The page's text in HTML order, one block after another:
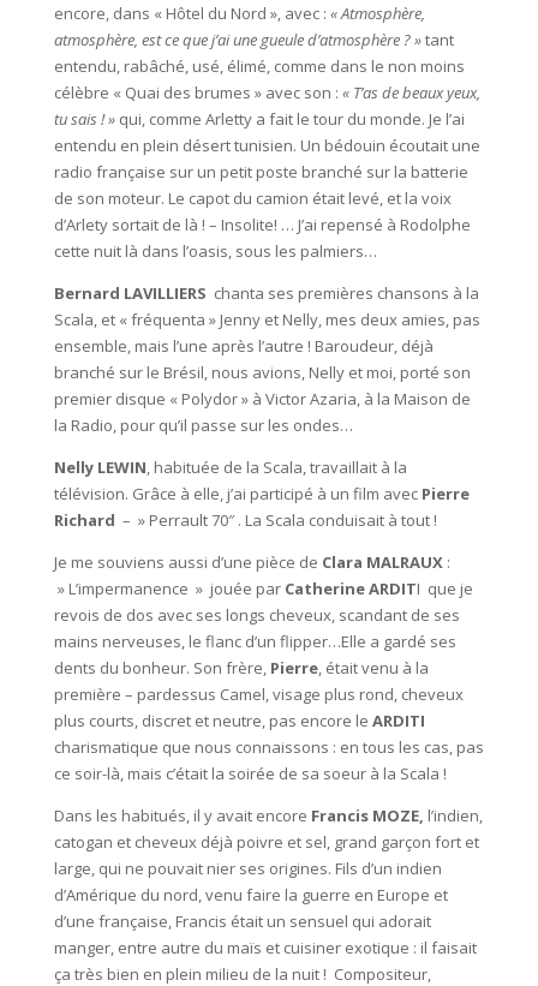
encore, dans « Hôtel du Nord », avec : « Atmosphère,
atmosphère, est ce que j’ai une gueule d’atmosphère ? »tant
entendu, rabâché, usé, élimé, comme dans le non moins
célèbre « Quai des brumes » avec son : « T’as de beaux yeux,
tu sais ! »qui, comme Arletty a fait le tour du monde. Je l’ai
entendu en plein désert tunisien. Un bédouin écoutait une
radio française sur un petit poste branché sur la batterie
de son moteur. Le capot du camion était levé, et la voix
d’Arlety sortait de là ! – Insolite! … J’ai repensé à Rodolphe
cette nuit là dans l’oasis, sous les palmiers…
Bernard LAVILLIERS chanta ses premières chansons à la
Scala, et « fréquenta » Jenny et Nelly, mes deux amies, pas
ensemble, mais l’une après l’autre ! Baroudeur, déjà
branché sur le Brésil, nous avions, Nelly et moi, porté son
premier disque « Polydor » à Victor Azaria, à la Maison de
la Radio, pour qu’il passe sur les ondes…
Nelly LEWIN, habituée de la Scala, travaillait à la
télévision. Grâce à elle, j’ai participé à un film avec Pierre
Richard – » Perrault 70″ . La Scala conduisait à tout !
Je me souviens aussi d’une pièce de Clara MALRAUX :
» L’impermanence » jouée par Catherine ARDITI que je
revois de dos avec ses longs cheveux, scandant de ses
mains nerveuses, le flanc d’un flipper…Elle a gardé ses
dents du bonheur. Son frère, Pierre, était venu à la
première – pardessus Camel, visage plus rond, cheveux
plus courts, discret et neutre, pas encore le ARDITI
charismatique que nous connaissons : en tous les cas, pas
ce soir-là, mais c’était la soirée de sa soeur à la Scala !
Dans les habitués, il y avait encore Francis MOZE, l’indien,
catogan et cheveux déjà poivre et sel, grand garçon fort et
large, qui ne pouvait nier ses origines. Fils d’un indien
d’Amérique du nord, venu faire la guerre en Europe et
d’une française, Francis était un sensuel qui adorait
manger, entre autre du maïs et cuisiner exotique : il faisait
ça très bien en plein milieu de la nuit ! Compositeur,